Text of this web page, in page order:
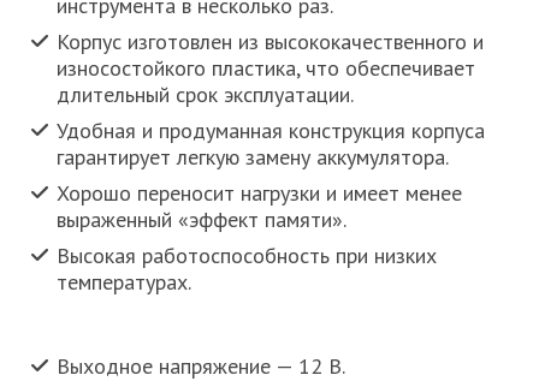
Корпус изготовлен из высококачественного и
износостойкого пластика, что обеспечивает
длительный срок эксплуатации.
Удобная и продуманная конструкция корпуса
гарантирует легкую замену аккумулятора.
Хорошо переносит нагрузки и имеет менее
выраженный «эффект памяти».
Высокая работоспособность при низких
температурах.
Выходное напряжение — 12 В.